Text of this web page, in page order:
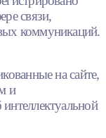
связи,
коммуникаций.
на сайте,
и